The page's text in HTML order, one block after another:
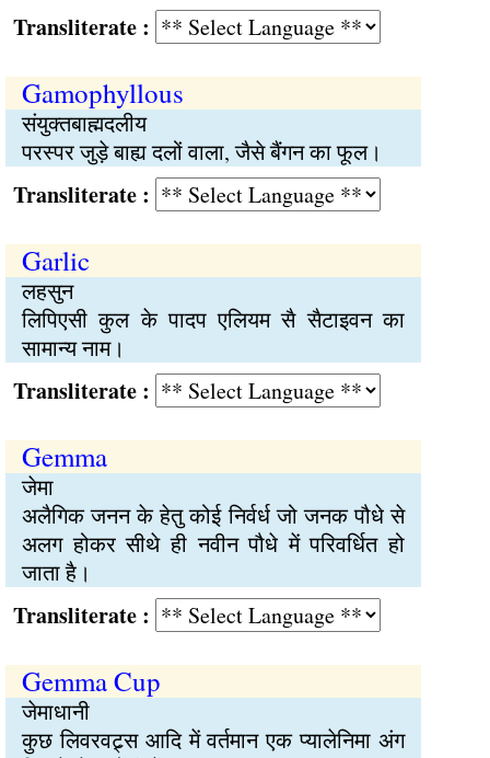
:
Gamophyllous
संयुक्तबाह्मदलीय
परस्पर जुड़े बाह्य दलों वाला, जैसे बैंगन का फूल।
:
Garlic
लहसुन
लिपिएसी कुल के पादप एलियम सै सैटाइवन का
सामान्य नाम।
:
Gemma
जेमा
अलैगिक जनन के हेतु कोई निर्वर्ध जो जनक पौधे से
अलग होकर सीथे ही नवीन पौधे में परिवर्धित हो
जाता है।
:
Gemma Cup
जेमाधानी
कुछ लिवरवट्र्स आदि में वर्तमान एक प्यालेनिमा अंग